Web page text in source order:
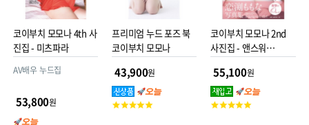
코이부치 모모나 4th 사
진집 - 미츠파라
AV배우 누드집
53,800원
프리미엄 누드 포즈 북
코이부치 모모나
43,900원
고
코이부치 모모나 2nd
사진집 - 앤스워
55,100원
고